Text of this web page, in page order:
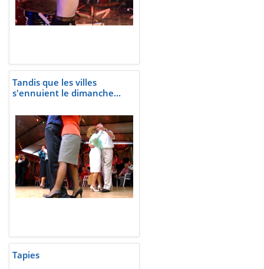
Tandis que les villes
s'ennuient le dimanche...
Tapies